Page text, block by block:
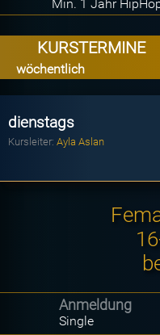
Min. 1 Jahr
KURSTERMINE
wöchentlich
dienstags
Kursleiter: Ayla Aslan
Anmeldung
Single